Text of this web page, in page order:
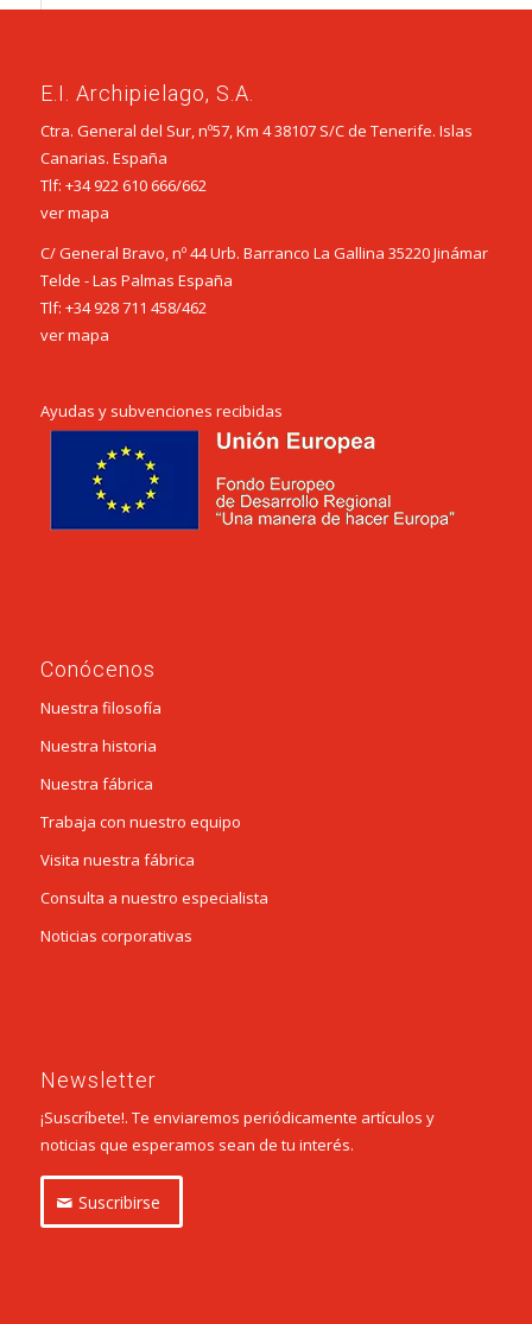
E.I. Archipielago, S.A.
Ctra. General del Sur, nº57, Km 4 38107 S/C de Tenerife. Islas
Canarias. España
Tlf: +34 922 610 666/662
ver mapa
C/ General Bravo, nº 44 Urb. Barranco La Gallina 35220 Jinámar
Telde - Las Palmas España
Tlf: +34 928 711 458/462
ver mapa
Ayudas y subvenciones recibidas
Conócenos
Nuestra filosofía
Nuestra historia
Nuestra fábrica
Trabaja con nuestro equipo
Visita nuestra fábrica
Consulta a nuestro especialista
Noticias corporativas
Newsletter
¡Suscríbete!. Te enviaremos periódicamente artículos y
noticias que esperamos sean de tu interés.
Suscribirse